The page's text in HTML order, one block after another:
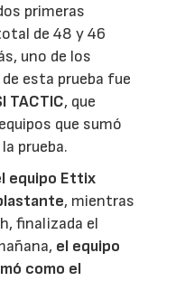
primeras
de 48 y 46
uno de los
esta prueba fue
TACTIC, que
que sumó
prueba.
equipo Ettix
, mientras
finalizada el
el equipo
como el